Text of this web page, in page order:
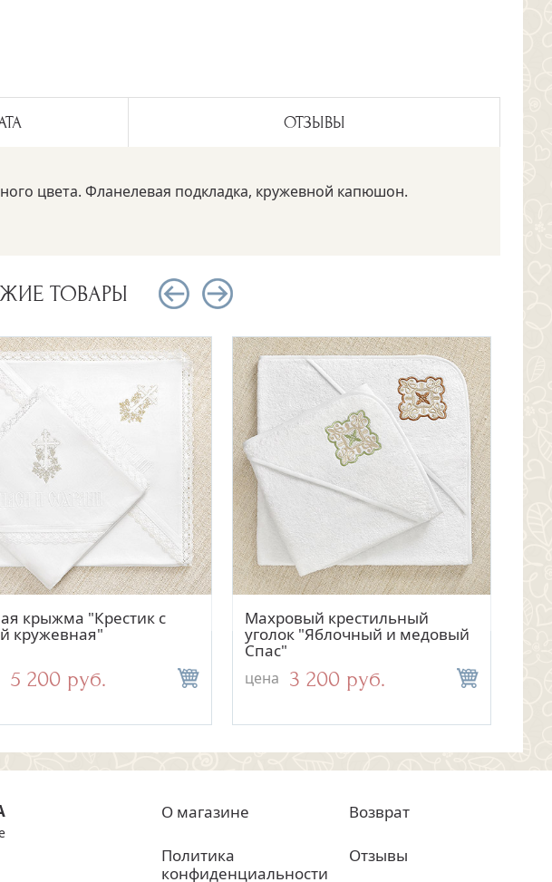
ОТЗЫВЫ
цвета. Фланелевая подкладка, кружевной капюшон.
Быстрый просмотр
повязка с
"Анастасия"
800 руб.
Быстрый просмотр
Трикотажный чепчик из
кружева "Анастасия"
цена 1 100 руб.
ТОВАРЫ
Быстрый просмотр
крыжма "Крестик с
кружевная"
5 200 руб.
Быстрый просмотр
Махровый крестильный
уголок "Яблочный и медовый
Спас"
цена 3 200 руб.
О магазине Возврат
Политика
конфиденциальности
Отзывы